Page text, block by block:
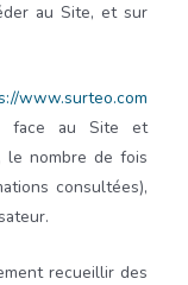
au Site, et sur
www.surteo.com
face au Site et
le nombre de fois
consultées),
recueillir des